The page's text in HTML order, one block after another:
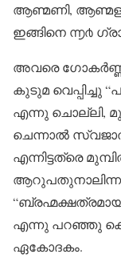
ആണ്മണി,
ഇങ്ങിനെ ൬൪
അവരെ
കുടുമ വെപ്പിച്ചു
എന്നു ചൊല്ലി,
ചെന്നാൽ
എന്നിട്ടത്രെ
എന്നു പറഞ്ഞു
ഏകോദകം.